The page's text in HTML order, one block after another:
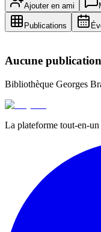
Ajouter en ami
Publications
Aucune publication
Bibliothèque Georges
La plateforme tout-en-un